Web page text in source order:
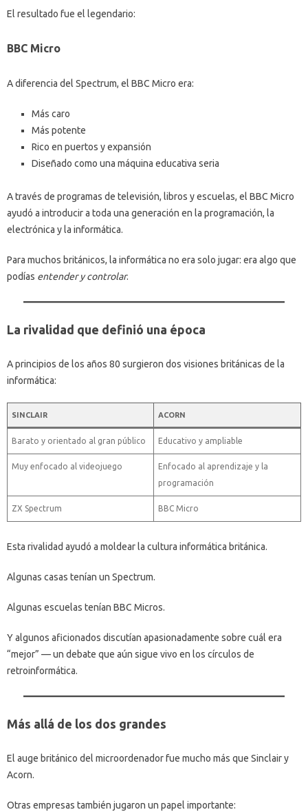
El resultado fue el legendario:
BBC Micro
A diferencia del Spectrum, el BBC Micro era:
Más caro
Más potente
Rico en puertos y expansión
Diseñado como una máquina educativa seria
A través de programas de televisión, libros y escuelas, el BBC Micro
ayudó a introducir a toda una generación en la programación, la
electrónica y la informática.
Para muchos británicos, la informática no era solo jugar: era algo que
podías entender y controlar.
La rivalidad que definió una época
A principios de los años 80 surgieron dos visiones británicas de la
informática:
SINCLAIR ACORN
Barato y orientado al gran público Educativo y ampliable
Muy enfocado al videojuego
Enfocado al aprendizaje y la
programación
ZX Spectrum BBC Micro
Esta rivalidad ayudó a moldear la cultura informática británica.
Algunas casas tenían un Spectrum.
Algunas escuelas tenían BBC Micros.
Y algunos aficionados discutían apasionadamente sobre cuál era
“mejor” — un debate que aún sigue vivo en los círculos de
retroinformática.
Más allá de los dos grandes
El auge británico del microordenador fue mucho más que Sinclair y
Acorn.
Otras empresas también jugaron un papel importante: